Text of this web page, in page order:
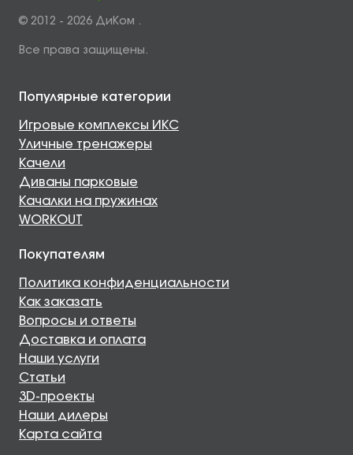
© 2012 - 2026 ДиКом .
Все права защищены.
Популярные категории
Игровые комплексы ИКС
Уличные тренажеры
Качели
Диваны парковые
Качалки на пружинах
WORKOUT
Покупателям
Политика конфиденциальности
Как заказать
Вопросы и ответы
Доставка и оплата
Наши услуги
Статьи
3D-проекты
Наши дилеры
Карта сайта